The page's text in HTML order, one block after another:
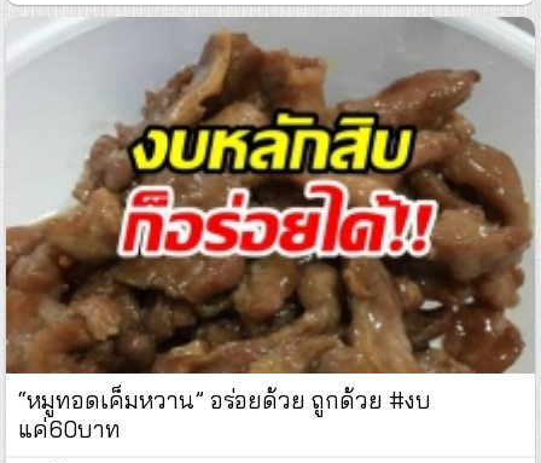
“หมูทอดเค็มหวาน” อร่อยด้วย ถูกด้วย #งบ
แค่60บาท